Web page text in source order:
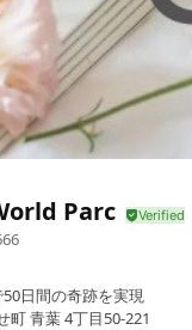
Parc
日間の奇跡を実現
町 青葉 4丁目50-221